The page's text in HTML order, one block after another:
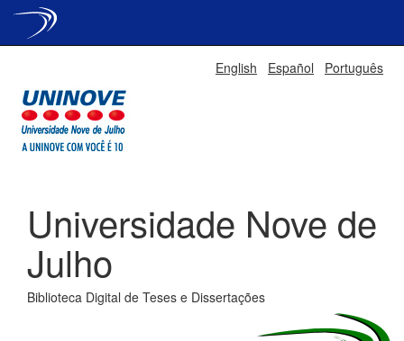
English Español Português
Universidade Nove de
Julho
Biblioteca Digital de Teses e Dissertações